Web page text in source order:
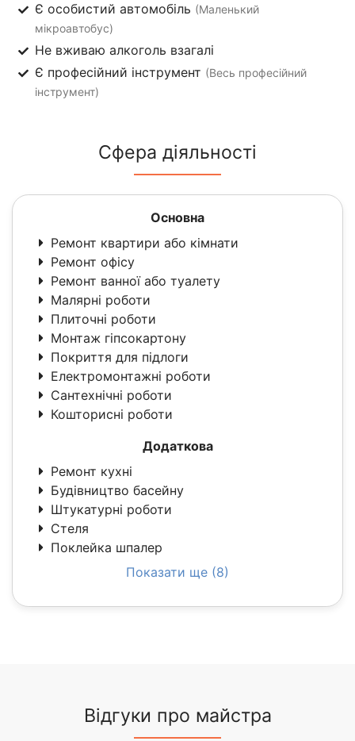
Є особистий автомобіль (Маленький
мікроавтобус)
Не вживаю алкоголь взагалі
Є професійний інструмент (Весь професійний
інструмент)
Сфера діяльності
Основна
Ремонт квартири або кімнати
Ремонт офісу
Ремонт ванної або туалету
Малярні роботи
Плиточні роботи
Монтаж гіпсокартону
Покриття для підлоги
Електромонтажні роботи
Сантехнічні роботи
Кошторисні роботи
Додаткова
Ремонт кухні
Будівництво басейну
Штукатурні роботи
Стеля
Поклейка шпалер
Показати ще (8)
Відгуки про майстра